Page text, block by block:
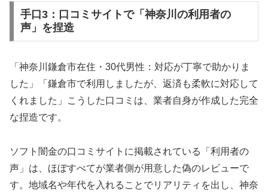
手口3：口コミサイトで「神奈川の利用者の
声」を捏造
「神奈川鎌倉市在住・30代男性：対応が丁寧で助かりま
した」「鎌倉市で利用しましたが、返済も柔軟に対応して
くれました」こうした口コミは、業者自身が作成した完全
な捏造です。
ソフト闇金の口コミサイトに掲載されている「利用者の
声」は、ほぼすべてが業者側が用意した偽のレビューで
す。地域名や年代を入れることでリアリティを出し、神奈